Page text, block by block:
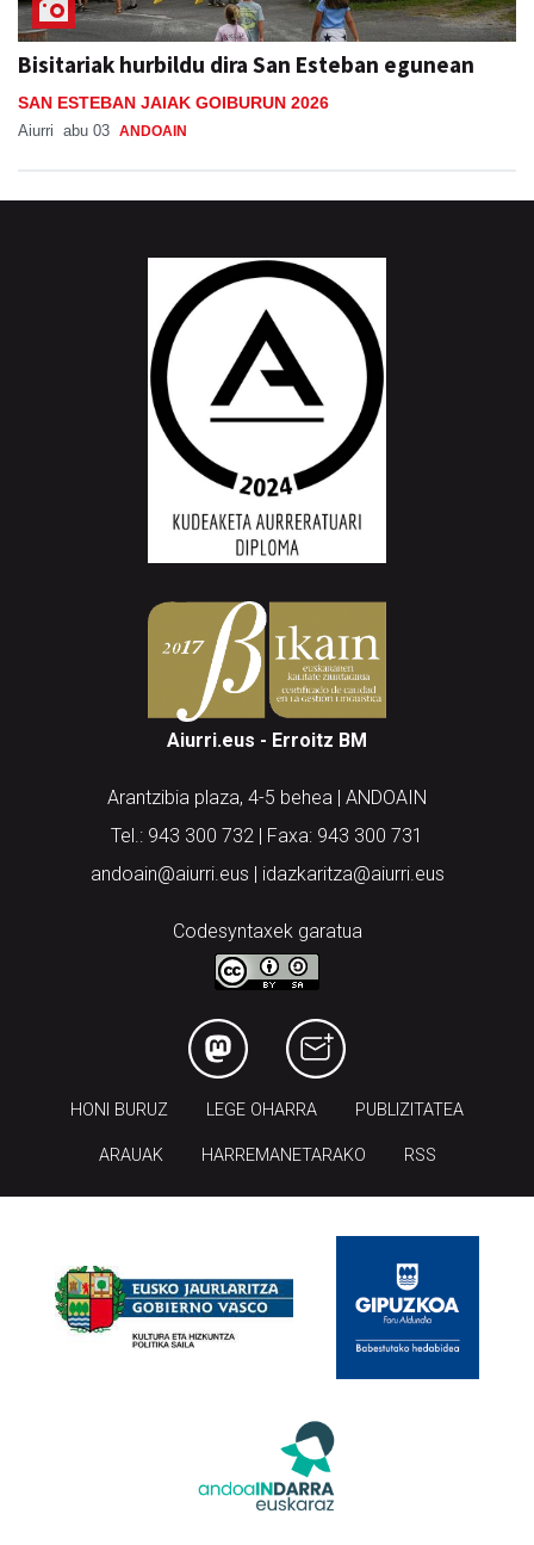
Bisitariak hurbildu dira San Esteban egunean
SAN ESTEBAN JAIAK GOIBURUN 2026
Aiurri abu 03 ANDOAIN
Aiurri.eus - Erroitz BM
Arantzibia plaza, 4-5 behea | ANDOAIN
Tel.: 943 300 732 | Faxa: 943 300 731
andoain@aiurri.eus | idazkaritza@aiurri.eus
Codesyntaxek garatua
HONI BURUZ LEGE OHARRA PUBLIZITATEA
ARAUAK HARREMANETARAKO RSS